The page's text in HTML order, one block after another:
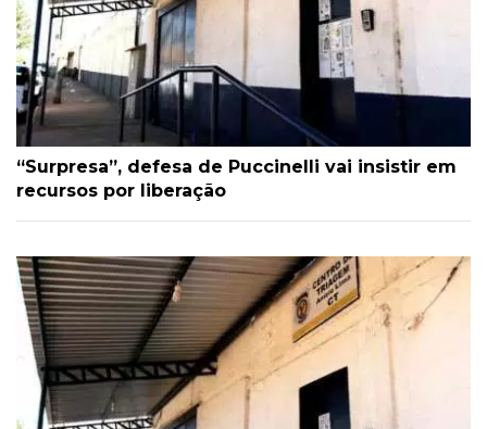
“Surpresa”, defesa de Puccinelli vai insistir em
recursos por liberação